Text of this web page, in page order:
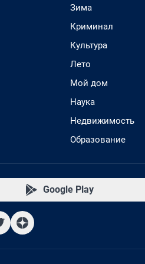
Зима
Криминал
Культура
Лето
Мой дом
Наука
Недвижимость
Образование
Google Play